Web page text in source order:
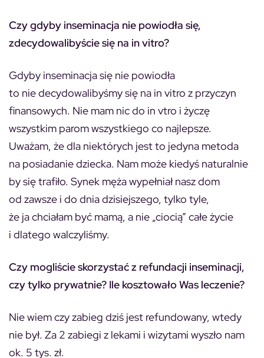
Czy gdyby inseminacja nie powiodła się,
zdecydowalibyście się na in vitro?
Gdyby inseminacja się nie powiodła
to nie decydowalibyśmy się na in vitro z przyczyn
finansowych. Nie mam nic do in vtro i życzę
wszystkim parom wszystkiego co najlepsze.
Uważam, że dla niektórych jest to jedyna metoda
na posiadanie dziecka. Nam może kiedyś naturalnie
by się trafiło. Synek męża wypełniał nasz dom
od zawsze i do dnia dzisiejszego, tylko tyle,
że ja chciałam być mamą, a nie „ciocią” całe życie
i dlatego walczyliśmy.
Czy mogliście skorzystać z refundacji inseminacji,
czy tylko prywatnie? Ile kosztowało Was leczenie?
Nie wiem czy zabieg dziś jest refundowany, wtedy
nie był. Za 2 zabiegi z lekami i wizytami wyszło nam
ok. 5 tys. zł.